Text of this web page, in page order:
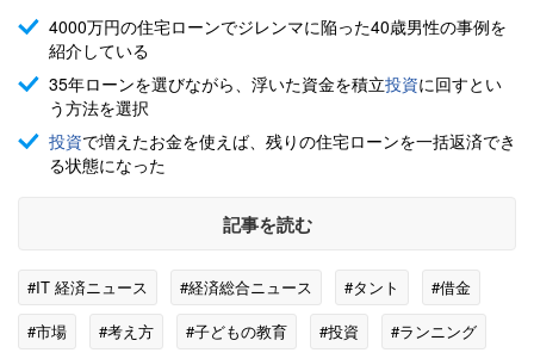
4000万円の住宅ローンでジレンマに陥った40歳男性の事例を
紹介している
35年ローンを選びながら、浮いた資金を積立投資に回すとい
う方法を選択
投資で増えたお金を使えば、残りの住宅ローンを一括返済でき
る状態になった
記事を読む
#IT 経済ニュース #経済総合ニュース #タント
#借金
#市場
#考え方 #子どもの教育 #投資
#ランニング